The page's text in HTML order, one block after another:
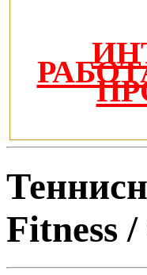
Fitness